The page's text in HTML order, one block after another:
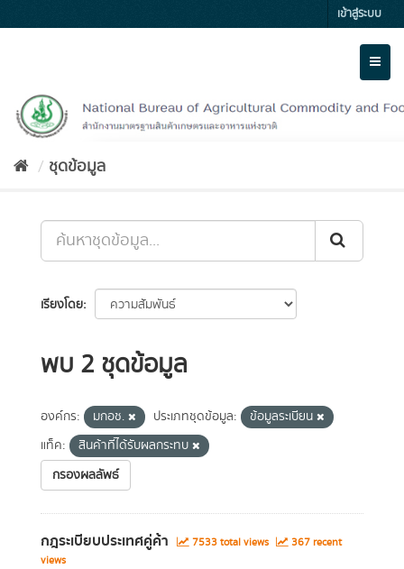
to
เข้าสู่ระบบ
ชุดข้อมูล
เรียงโดย
พบ 2 ชุดข้อมูล
องค์กร: มกอช. ประเภทชุดข้อมูล:
ข้อมูลระเบียน
แท็ค:
สินค้าที่ได้รับผลกระทบ
กรองผลลัพธ์
กฎระเบียบประเทศคู่ค้า 7533 total views
367 recent
views